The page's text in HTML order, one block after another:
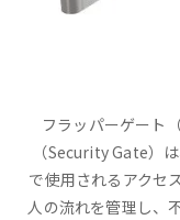
フラッパーゲート
（Security Gate）
で使用されるアクセ
人の流れを管理し、